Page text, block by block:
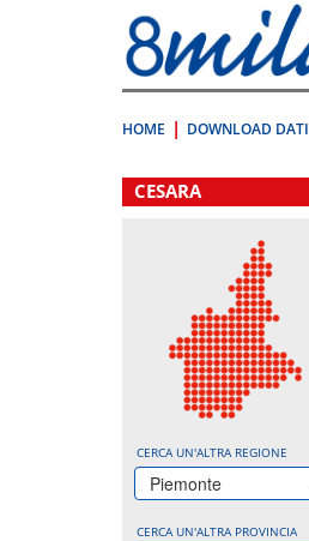
direttamente
a:
Contenuto
HOME DOWNLOAD DATI
.
CESARA
CERCA UN'ALTRA REGIONE
Piemonte
CERCA UN'ALTRA PROVINCIA